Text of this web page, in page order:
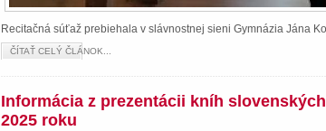
Recitačná súťaž prebiehala v slávnostnej sieni Gymnázia Jána
ČÍTAŤ CELÝ ČLÁNOK...
Informácia z prezentácii kníh
2025 roku